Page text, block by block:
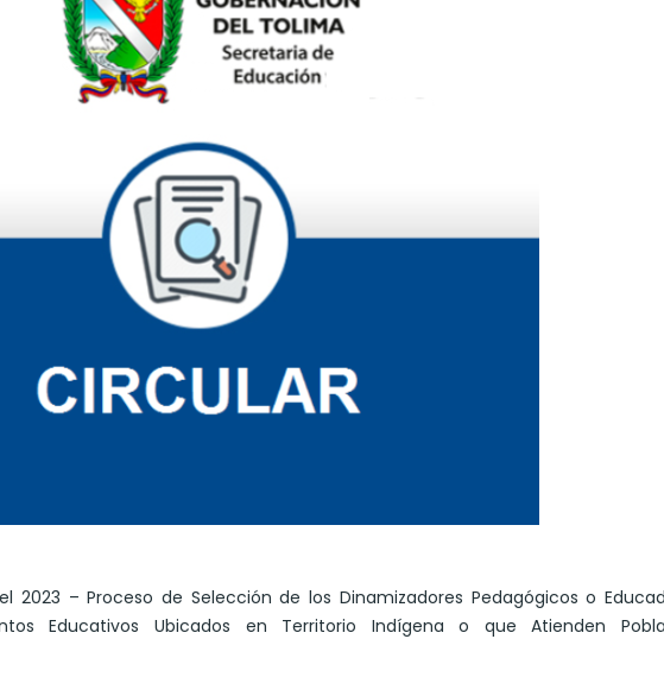
2023 – Proceso de Selección de los Dinamizadores Pedagógicos o
Educativos Ubicados en Territorio Indígena o que Atienden